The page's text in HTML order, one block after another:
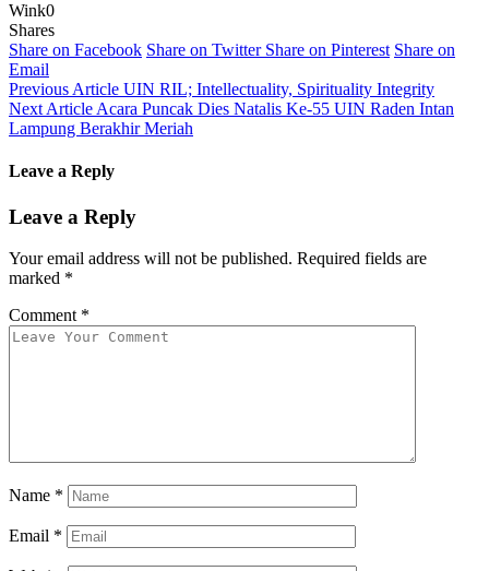
Wink0
Shares
Share on Facebook Share on Twitter Share on Pinterest Share on
Email
Previous Article UIN RIL; Intellectuality, Spirituality Integrity
Next Article Acara Puncak Dies Natalis Ke-55 UIN Raden Intan
Lampung Berakhir Meriah
Leave a Reply
Leave a Reply
Your email address will not be published. Required fields are
marked *
Comment *
Name *
Email *